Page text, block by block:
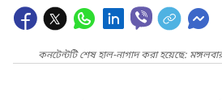
কনটেন্টটি শেষ হাল-নাগাদ করা হয়েছে: